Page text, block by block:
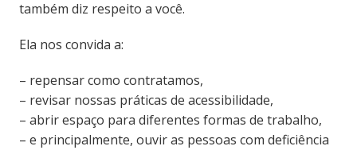
também diz respeito a você.
Ela nos convida a:
– repensar como contratamos,
– revisar nossas práticas de acessibilidade,
– abrir espaço para diferentes formas de trabalho,
– e principalmente, ouvir as pessoas com deficiência